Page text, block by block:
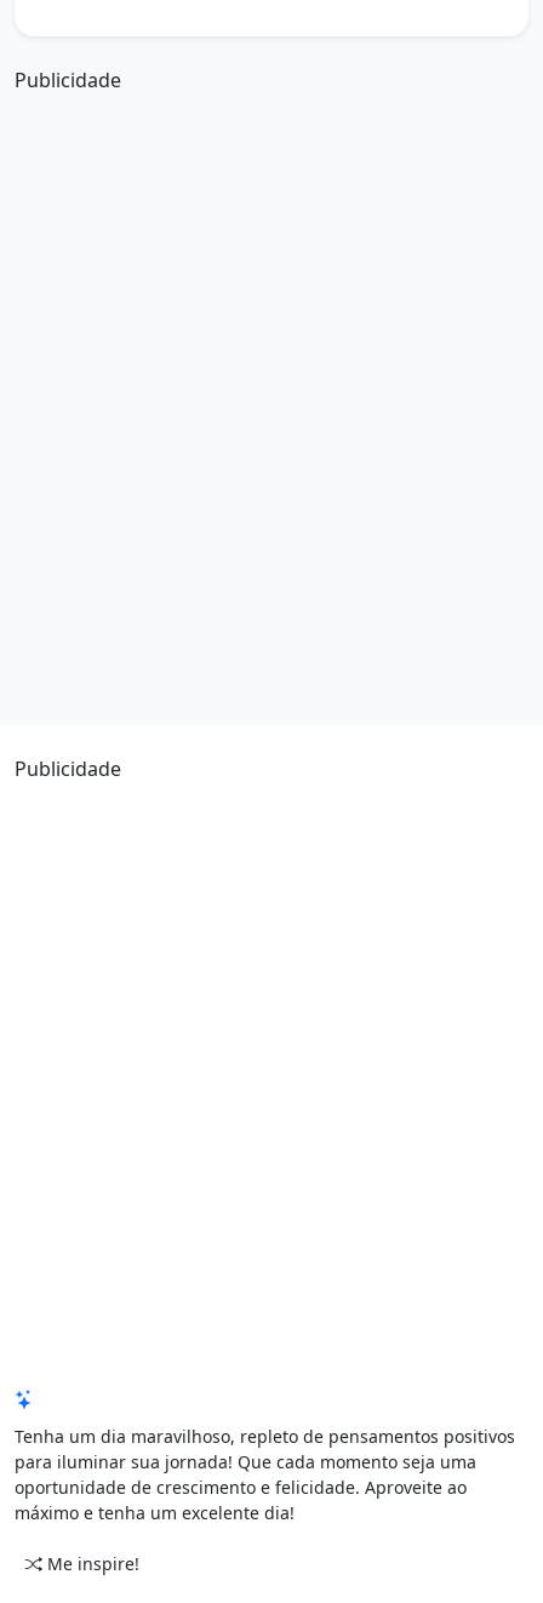
Publicidade
Publicidade
Tenha um dia maravilhoso, repleto de pensamentos positivos
para iluminar sua jornada! Que cada momento seja uma
oportunidade de crescimento e felicidade. Aproveite ao
máximo e tenha um excelente dia!
Me inspire!